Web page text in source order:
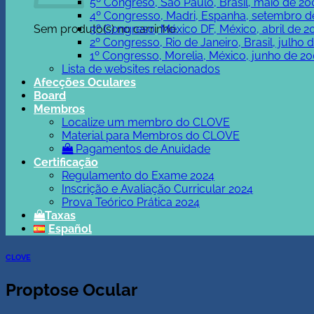
Sem produto(s) no carrinho.
4º Congresso, Madri, Espanha, setembro
3º Congreso, México DF, México, abril de
2º Congresso, Rio de Janeiro, Brasil, julho
1º Congresso, Morelia, México, junho de
Lista de websites relacionados
Afecções Oculares
Board
Membros
Localize um membro do CLOVE
Material para Membros do CLOVE
Pagamentos de Anuidade
Certificação
Regulamento do Exame 2024
Inscrição e Avaliação Curricular 2024
Prova Teórico Prática 2024
Taxas
Español
CLOVE
Proptose Ocular